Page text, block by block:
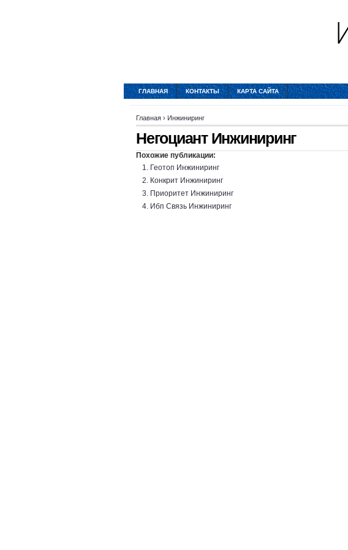
ГЛАВНАЯ КОНТАКТЫ КАРТА САЙТА
Главная › Инжиниринг
Негоциант Инжиниринг
Похожие публикации:
Геотоп Инжиниринг
Конкрит Инжиниринг
Приоритет Инжиниринг
Ибп Связь Инжиниринг